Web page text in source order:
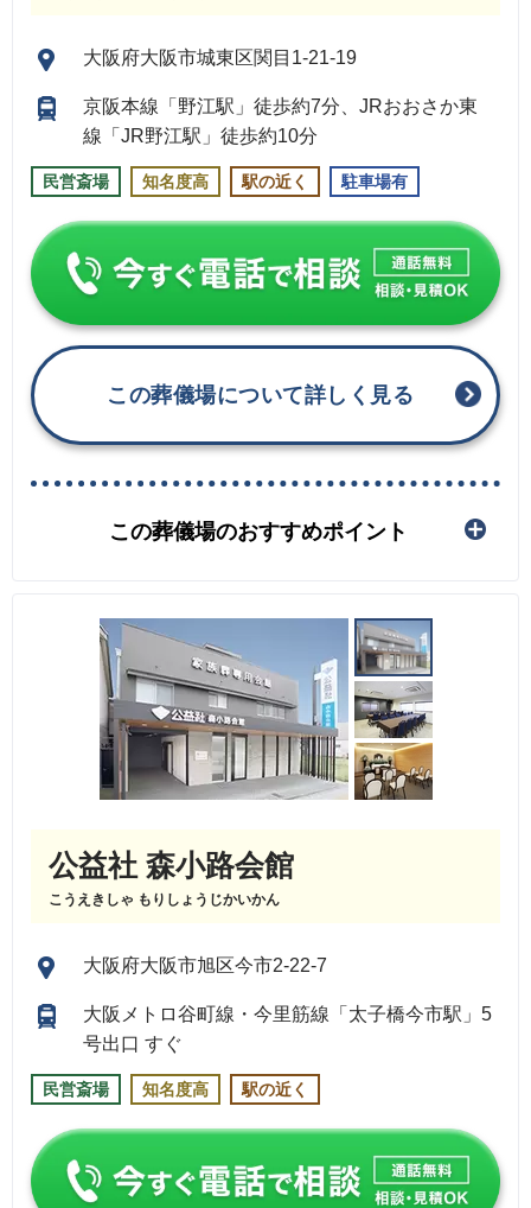
大阪府大阪市城東区関目1-21-19
京阪本線「野江駅」徒歩約7分、JRおおさか東
線「JR野江駅」徒歩約10分
民営斎場 知名度高 駅の近く 駐車場有
この葬儀場について詳しく見る
この葬儀場のおすすめポイント
公益社 森小路会館
こうえきしゃ もりしょうじかいかん
大阪府大阪市旭区今市2-22-7
大阪メトロ谷町線・今里筋線「太子橋今市駅」5
号出口 すぐ
民営斎場 知名度高 駅の近く